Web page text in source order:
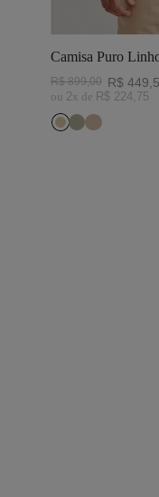
Camisa Puro
R$ 899,00 R$ 449
ou 2x de R$ 224 75